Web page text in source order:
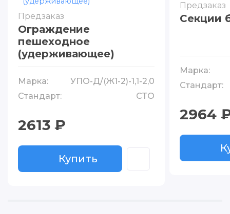
Предзаказ
Ограждение
пешеходное
(удерживающее)
Марка:
УПО-Д/(Ж1-2)-1,1-2,0
Стандарт:
СТО
2613 ₽
Купить
Предзаказ
Секции
Марка:
Стандарт:
2964